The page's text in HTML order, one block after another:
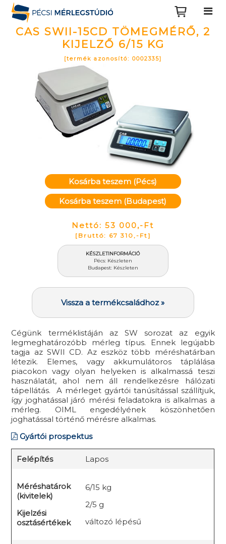
CAS SWII-15CD TÖMEGMÉRŐ, 2
KIJELZŐ 6/15 KG
[termék azonosító: 0002335]
Kosárba teszem (Pécs)
Kosárba teszem (Budapest)
Nettó: 53 000,-Ft
[Bruttó: 67 310,-Ft]
KÉSZLETINFORMÁCIÓ
Pécs: Készleten
Budapest: Készleten
Vissza a termékcsaládhoz »
Cégünk terméklistáján az SW sorozat az egyik
legmeghatározóbb mérleg típus. Ennek legújabb
tagja az SWII CD. Az eszköz több méréshatárban
létezik. Elemes, vagy akkumulátoros táplálása
piacokon vagy olyan helyeken is alkalmassá teszi
használatát, ahol nem áll rendelkezésre hálózati
tápellátás. A mérleget gyártói tanúsítással szállítjuk,
így joghatással járó mérési feladatokra is alkalmas a
mérleg. OIML engedélyének köszönhetően
joghatással történő mérésre alkalmas.
Gyártói prospektus
Felépítés Lapos
Méréshatárok
(kivitelek)
Kijelzési
osztásértékek
6/15 kg
2/5 g
változó lépésű